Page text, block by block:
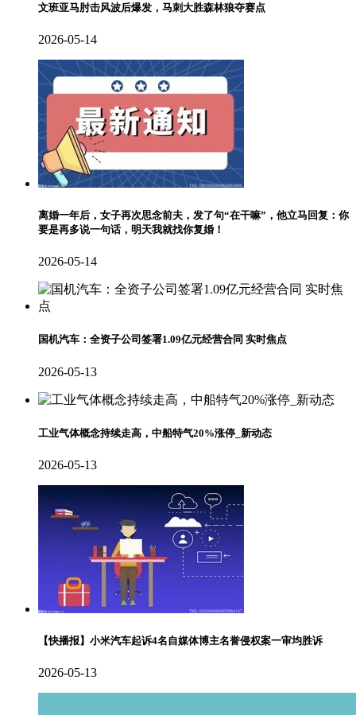
文班亚马肘击风波后爆发，马刺大胜森林狼夺赛点
2026-05-14
离婚一年后，女子再次思念前夫，发了句“在干嘛”，他立马回复：你
要是再多说一句话，明天我就找你复婚！
2026-05-14
国机汽车：全资子公司签署1.09亿元经营合同 实时焦点
2026-05-13
工业气体概念持续走高，中船特气20%涨停_新动态
2026-05-13
【快播报】小米汽车起诉4名自媒体博主名誉侵权案一审均胜诉
2026-05-13